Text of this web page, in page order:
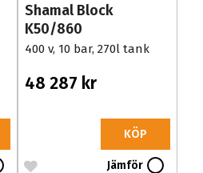
Shamal Block
K50/860
400 v, 10 bar, 270l tank
48 287 kr
KÖP
Jämför